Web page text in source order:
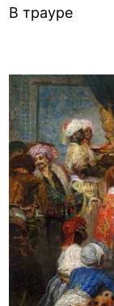
В трауре